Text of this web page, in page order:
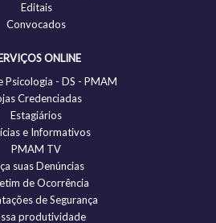
Editais
Convocados
ONLINE
Psicologia - DS - PMAM
Credenciadas
Estagiários
e Informativos
PMAM TV
suas Denúncias
de Ocorrência
de Segurança
produtividade